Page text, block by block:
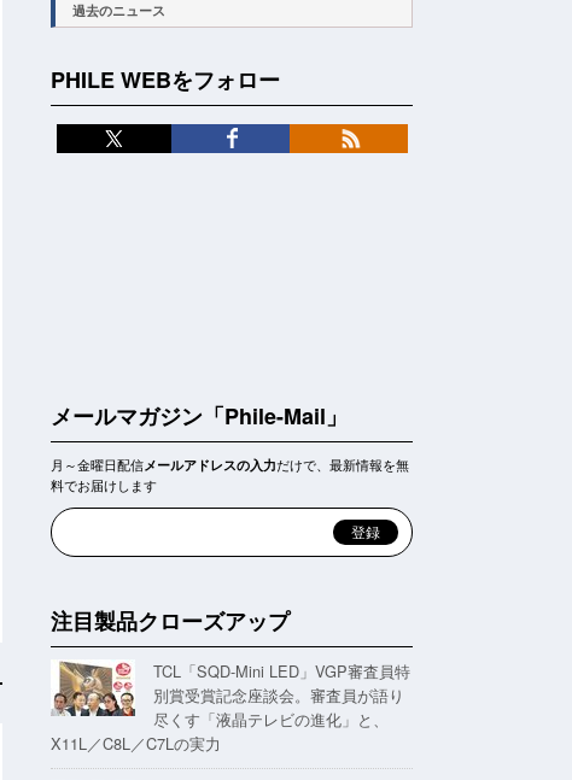
過去のニュース
PHILE WEBをフォロー
メールマガジン「Phile-Mail」
月～金曜日配信メールアドレスの入力だけで、最新情報を無
料でお届けします
注目製品クローズアップ
TCL「SQD-Mini LED」VGP審査員特
別賞受賞記念座談会。審査員が語り
尽くす「液晶テレビの進化」と、
X11L／C8L／C7Lの実力